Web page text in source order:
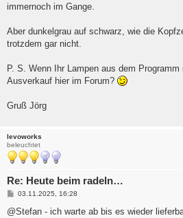
immernoch im Gange.
Aber dunkelgrau auf schwarz, wie die
trotzdem gar nicht.
P. S. Wenn Ihr Lampen aus dem
Ausverkauf hier im Forum?
Gruß Jörg
levoworks
beleuchtet
Re: Heute beim radeln…
B
i
03.11.2025, 16:28
@Stefan - ich warte ab bis es wieder